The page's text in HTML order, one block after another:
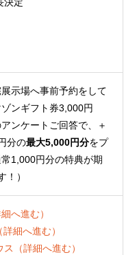
示場へ事前予約をして
ンギフト券3,000円
ンケートご回答で、＋
分の最大5,000円分をプ
1,000円分の特典が期
！）
へ進む）
細へ進む）
（詳細へ進む）